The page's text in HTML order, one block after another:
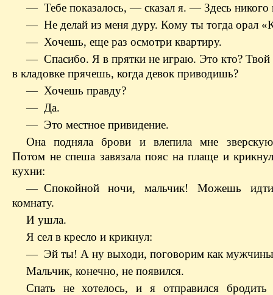
— Тебе показалось, — сказал я. — Здесь никого
— Не делай из меня дуру. Кому ты тогда орал
— Хочешь, еще раз осмотри квартиру.
— Спасибо. Я в прятки не играю. Это кто? Твой
в кладовке прячешь, когда девок приводишь?
— Хочешь правду?
— Да.
— Это местное привидение.
Она подняла брови и влепила мне
Потом не спеша завязала пояс на плаще и
кухни:
— Спокойной ночи, мальчик! Можешь
комнату.
И ушла.
Я сел в кресло и крикнул:
— Эй ты! А ну выходи, поговорим как
Мальчик, конечно, не появился.
Спать не хотелось, и я отправился